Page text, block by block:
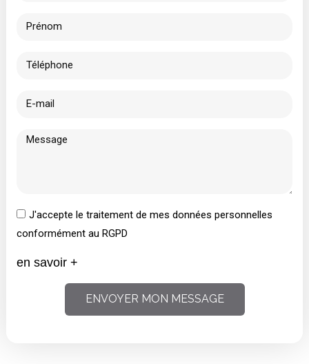
J'accepte le traitement de mes données personnelles
conformément au RGPD
en savoir +
ENVOYER MON MESSAGE